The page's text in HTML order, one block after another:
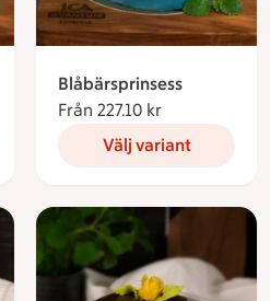
Blåbärsprinsess
Från 227.10 kr
Välj variant